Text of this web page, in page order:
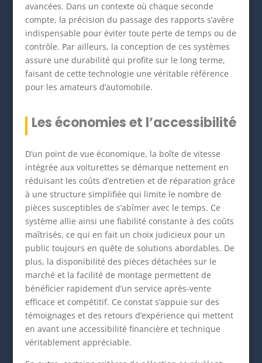
avancées. Dans un contexte où chaque seconde
compte, la précision du passage des rapports s’avère
indispensable pour éviter toute perte de temps ou de
contrôle. Par ailleurs, la conception de ces systèmes
assure une durabilité qui profite sur le long terme,
faisant de cette technologie une véritable référence
pour les amateurs d’automobile.
Les économies et l’accessibilité
D’un point de vue économique, la boîte de vitesse
intégrée aux voiturettes se démarque nettement en
réduisant les coûts d’entretien et de réparation grâce
à une structure simplifiée qui limite le nombre de
pièces susceptibles de s’abîmer avec le temps. Ce
système allie ainsi une fiabilité constante à des coûts
maîtrisés, ce qui en fait un choix judicieux pour un
public toujours en quête de solutions abordables. De
plus, la disponibilité des pièces détachées sur le
marché et la facilité de montage permettent de
bénéficier rapidement d’un service après-vente
efficace et compétitif. Ce constat s’appuie sur des
témoignages et des retours d’expérience qui mettent
en avant une accessibilité financière et technique
véritablement appréciable.